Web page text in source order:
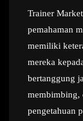
Trainer
pemahaman
memiliki
mereka
bertanggung
membimbing,
pengetahuan